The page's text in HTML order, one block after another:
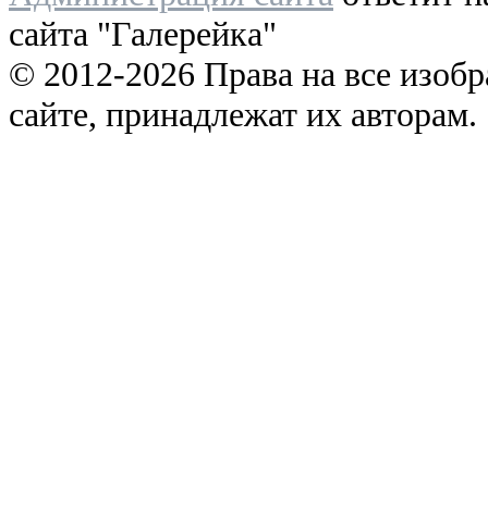
сайта "Галерейка"
© 2012-2026 Права на все
сайте, принадлежат их авторам.